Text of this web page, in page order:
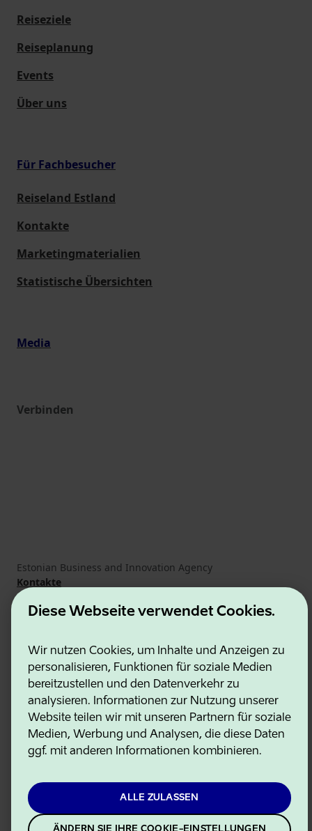
Diese Webseite verwendet Cookies.
Wir nutzen Cookies, um Inhalte und Anzeigen zu
personalisieren, Funktionen für soziale Medien
bereitzustellen und den Datenverkehr zu
analysieren. Informationen zur Nutzung unserer
Website teilen wir mit unseren Partnern für soziale
Medien, Werbung und Analysen, die diese Daten
ggf. mit anderen Informationen kombinieren.
ALLE ZULASSEN
Reiseziele
Reiseplanung
Events
Über uns
Für Fachbesucher
Reiseland Estland
Kontakte
Marketingmaterialien
Statistische Übersichten
Media
Verbinden
Estonian Business and Innovation Agency
Kontakte
Kooperationspartner
Nutzungsbedingungen